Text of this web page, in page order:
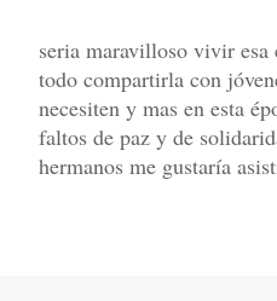
seria maravilloso vivir esa
todo compartirla con
necesiten y mas en esta
faltos de paz y de
hermanos me gustaría